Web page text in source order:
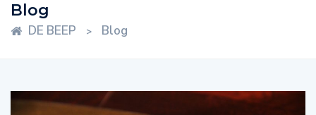
Blog
DE BEEP > Blog